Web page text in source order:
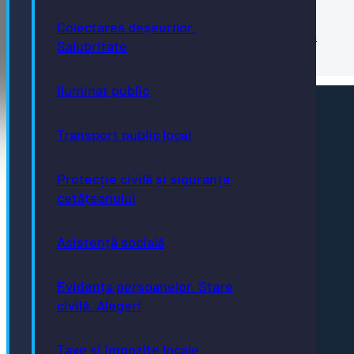
Colectarea deșeurilor.
Salubritate
Iluminat public
Transport public local
Protecție civilă și siguranța
cetățeanului
Asistență socială
Evidența persoanelor. Stare
civilă. Alegeri
Taxe și impozite locale
Evenimente locale Hartă oraș
Stare civilă
Urbanism și cadastru